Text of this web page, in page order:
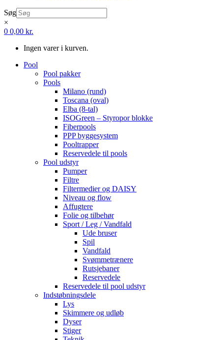
Søg
×
0 0,00 kr.
Ingen varer i kurven.
Pool
Pool pakker
Pools
Milano (rund)
Toscana (oval)
Elba (8-tal)
ISOGreen – Styropor blokke
Fiberpools
PPP byggesystem
Pooltrapper
Reservedele til pools
Pool udstyr
Pumper
Filtre
Filtermedier og DAISY
Niveau og flow
Affugtere
Folie og tilbehør
Sport / Leg / Vandfald
Ude bruser
Spil
Vandfald
Svømmetrænere
Rutsjebaner
Reservedele
Reservedele til pool udstyr
Indstøbningsdele
Lys
Skimmere og udløb
Dyser
Stiger